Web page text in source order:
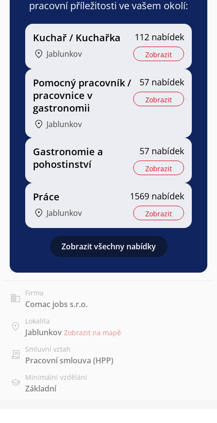
pracovní příležitosti ve vašem okolí:
Kuchař / Kuchařka
Jablunkov
112 nabídek
Zobrazit
Pomocný pracovník /
pracovnice v
gastronomii
Jablunkov
57 nabídek
Zobrazit
Gastronomie a
pohostinství
57 nabídek
Zobrazit
Práce
Jablunkov
1569 nabídek
Zobrazit
Zobrazit všechny nabídky
Firma
Comac jobs s.r.o.
Lokalita
Jablunkov Zobrazit na mapě
Smluvní vztah
Pracovní smlouva (HPP)
Minimální vzdělání
Základní